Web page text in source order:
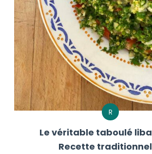
R
Le véritable taboulé
Recette